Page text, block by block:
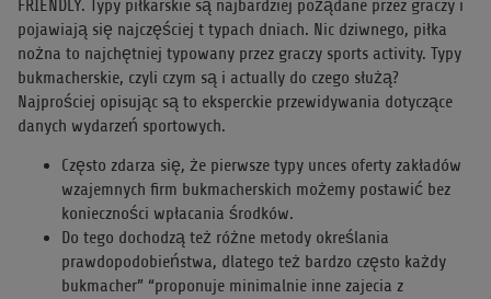
FRIENDLY. Typy piłkarskie są najbardziej pożądane przez graczy i
pojawiają się najczęściej t typach dniach. Nic dziwnego, piłka
nożna to najchętniej typowany przez graczy sports activity. Typy
bukmacherskie, czyli czym są i actually do czego służą?
Najprościej opisując są to eksperckie przewidywania dotyczące
danych wydarzeń sportowych.
Często zdarza się, że pierwsze typy unces oferty zakładów
wzajemnych firm bukmacherskich możemy postawić bez
konieczności wpłacania środków.
Do tego dochodzą też różne metody określania
prawdopodobieństwa, dlatego też bardzo często każdy
bukmacher” “proponuje minimalnie inne zajecia z